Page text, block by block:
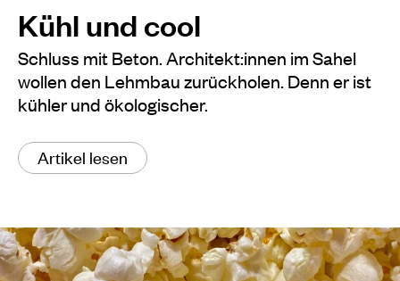
Kühl und cool
Schluss mit Beton. Architekt:innen im Sahel
wollen den Lehmbau zurückholen. Denn er ist
kühler und ökologischer.
Artikel lesen